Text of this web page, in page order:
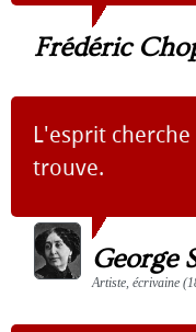
Frédéric
L'esprit
trouve.
George
Artiste, écrivaine